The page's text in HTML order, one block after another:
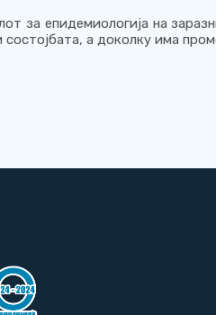
за епидемиологија на
состојбата, а доколку има